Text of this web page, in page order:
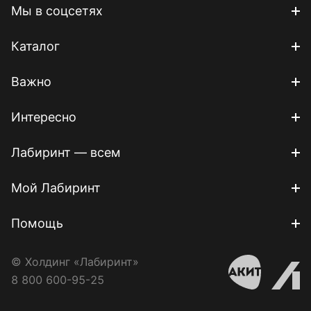
Мы в соцсетях
Каталог
Важно
Интересно
Лабиринт — всем
Мой Лабиринт
Помощь
© Холдинг «Лабиринт»
8 800 600-95-25